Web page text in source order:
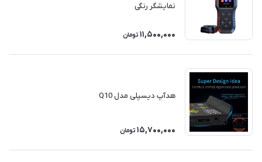
نمایشگر رنگی
11,500,000 تومان
هدآپ دیسپلی مدل Q10
15,700,000 تومان